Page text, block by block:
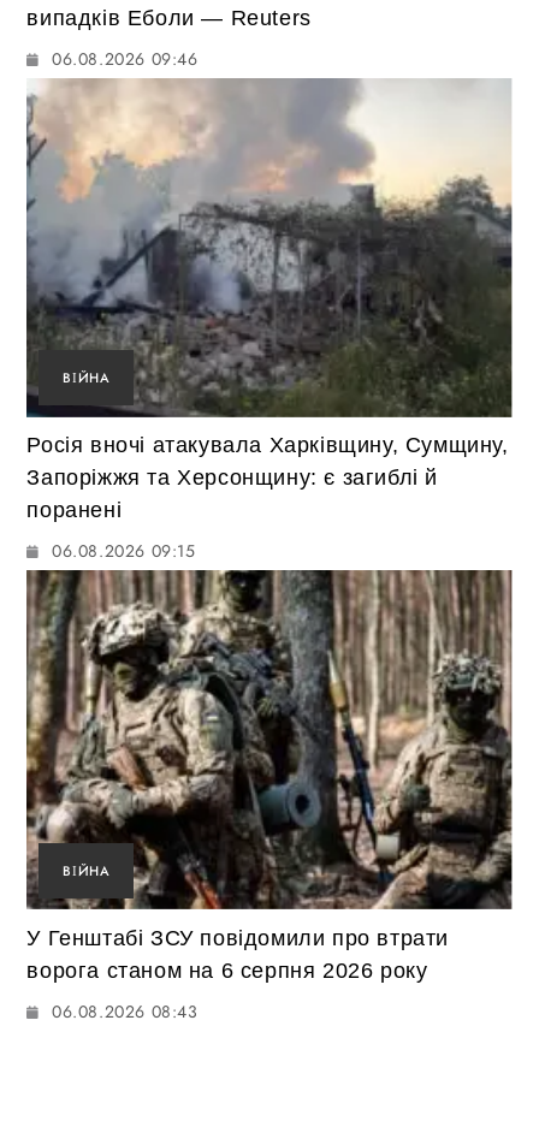
випадків Еболи — Reuters
06.08.2026 09:46
ВІЙНА
Росія вночі атакувала Харківщину, Сумщину,
Запоріжжя та Херсонщину: є загиблі й
поранені
06.08.2026 09:15
ВІЙНА
У Генштабі ЗСУ повідомили про втрати
ворога станом на 6 серпня 2026 року
06.08.2026 08:43